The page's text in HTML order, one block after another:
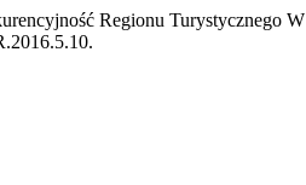
Regionu Turystycznego